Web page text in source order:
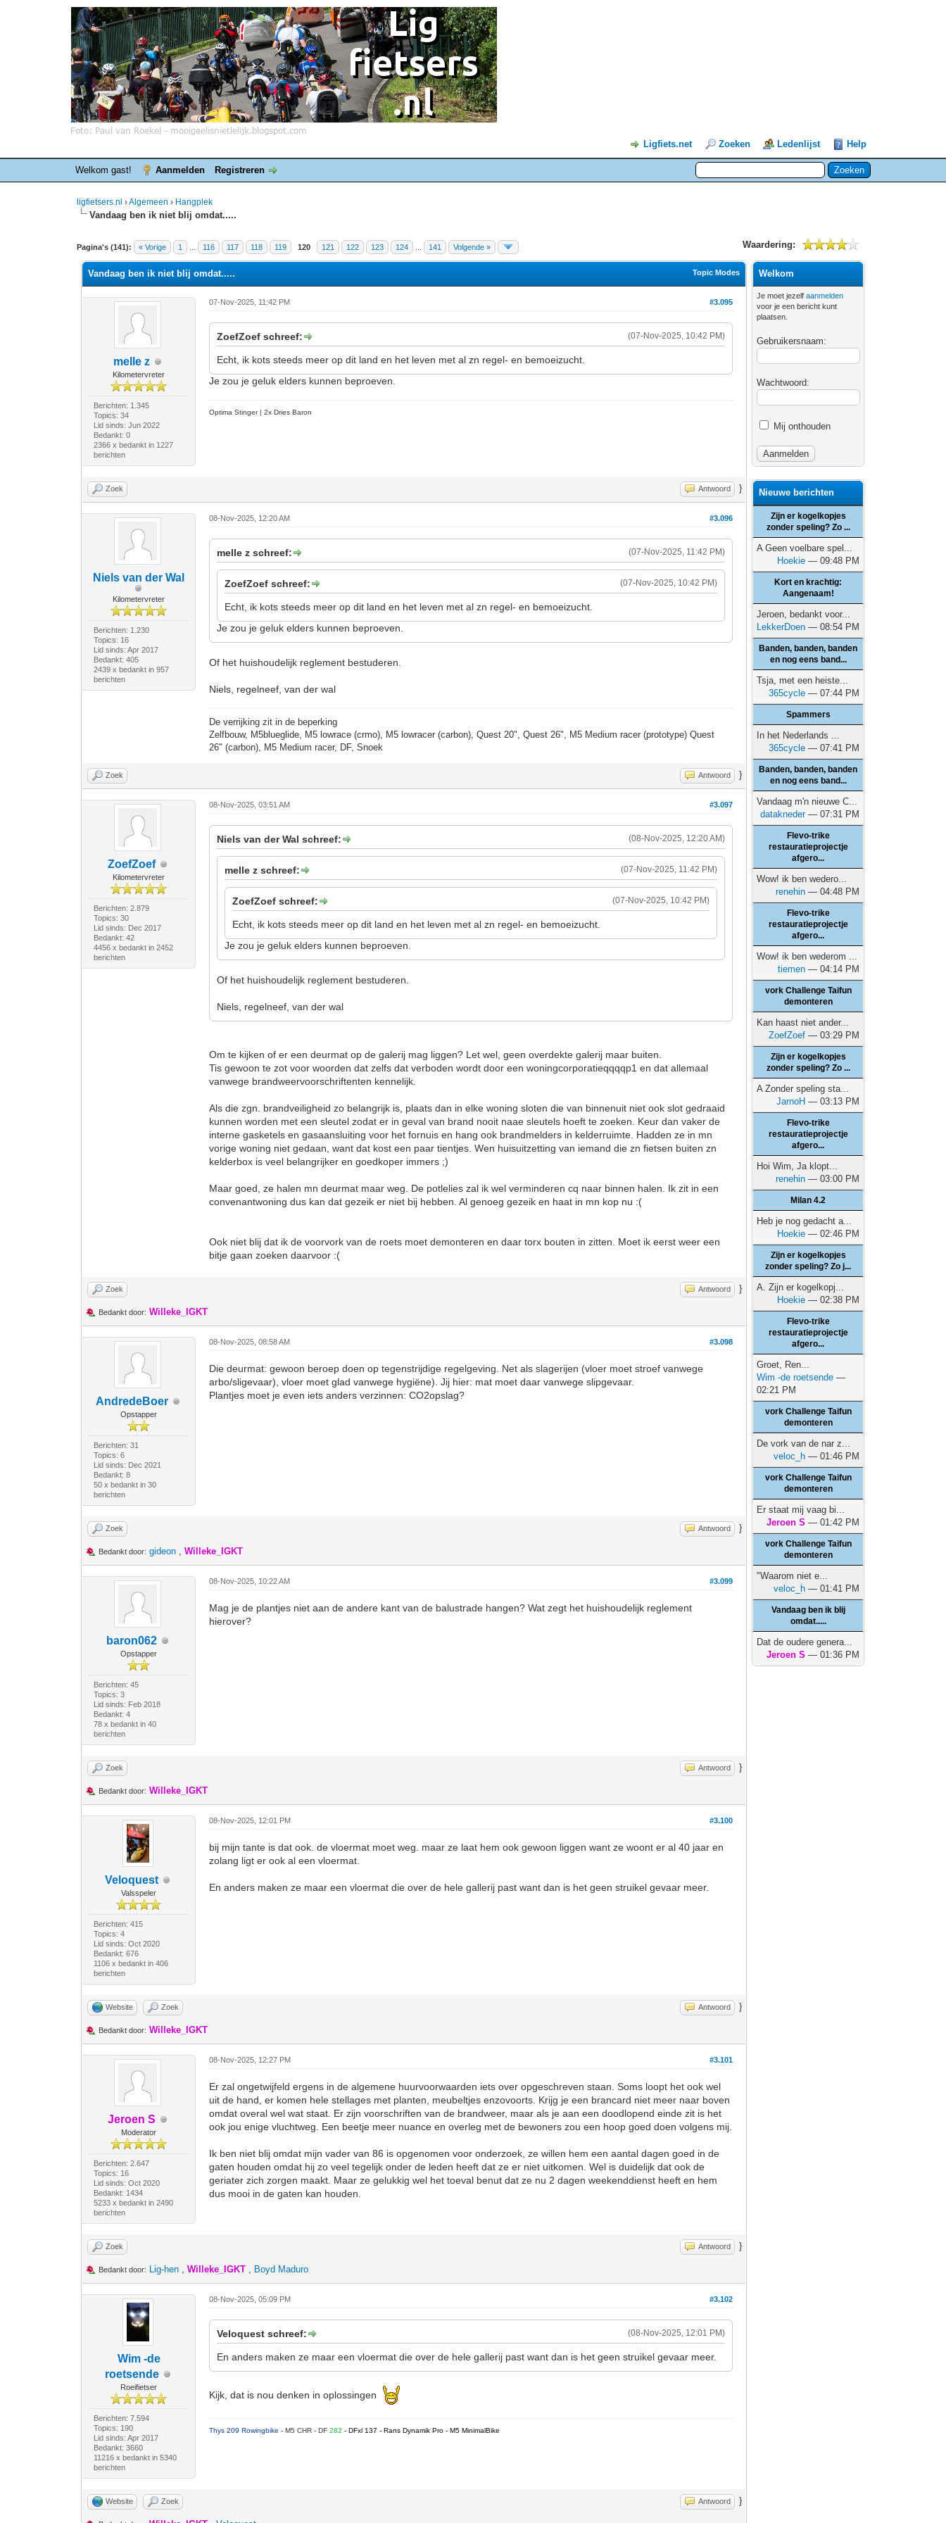
Ligfiets.net Zoeken Ledenlijst Help
Welkom gast! Aanmelden Registreren
ligfietsers.nl ›Algemeen › Hangplek
Vandaag ben ik niet blij omdat.....
Pagina's (141): « Vorige 1 116 117 118 119 120 121 122 123 124 141 Volgende » Waardering:
5 stemmen - gemiddelde waardering is 4.4
1
2
3
4
5
Topic Modes
Vandaag ben ik niet blij omdat.....
melle z
Kilometervreter
Berichten: 1.345
Topics: 34
Lid sinds: Jun 2022
Bedankt: 0
2366 x bedankt in 1227
berichten
#3.095
07-Nov-2025, 11:42 PM
(07-Nov-2025, 10:42 PM)
ZoefZoef schreef:
Echt, ik kots steeds meer op dit land en het leven met al zn regel- en bemoeizucht.
Je zou je geluk elders kunnen beproeven.
Optima Stinger |2x Dries Baron
Zoek Antwoord }
Niels van der Wal
Kilometervreter
Berichten: 1.230
Topics: 16
Lid sinds: Apr 2017
Bedankt: 405
2439 x bedankt in 957
berichten
#3.096
08-Nov-2025, 12:20 AM
(07-Nov-2025, 11:42 PM)
melle z schreef:
(07-Nov-2025, 10:42 PM)
ZoefZoef schreef:
Echt, ik kots steeds meer op dit land en het leven met al zn regel- en bemoeizucht.
Je zou je geluk elders kunnen beproeven.
Of het huishoudelijk reglement bestuderen.
Niels, regelneef, van der wal
De verrijking zit in de beperking
Zelfbouw, M5blueglide, M5 lowrace (crmo), M5 lowracer (carbon), Quest 20", Quest 26", M5 Medium racer (prototype) Quest
26" (carbon), M5 Medium racer, DF, Snoek
Zoek Antwoord }
ZoefZoef
Kilometervreter
Berichten: 2.879
Topics: 30
Lid sinds: Dec 2017
Bedankt: 42
4456 x bedankt in 2452
berichten
#3.097
08-Nov-2025, 03:51 AM
(08-Nov-2025, 12:20 AM)
Niels van der Wal schreef:
(07-Nov-2025, 11:42 PM)
melle z schreef:
(07-Nov-2025, 10:42 PM)
ZoefZoef schreef:
Echt, ik kots steeds meer op dit land en het leven met al zn regel- en bemoeizucht.
Je zou je geluk elders kunnen beproeven.
Of het huishoudelijk reglement bestuderen.
Niels, regelneef, van der wal
Om te kijken of er een deurmat op de galerij mag liggen? Let wel, geen overdekte galerij maar buiten.
Tis gewoon te zot voor woorden dat zelfs dat verboden wordt door een woningcorporatieqqqqp1 en dat allemaal
vanwege brandweervoorschriftenten kennelijk.
Als die zgn. brandveiligheid zo belangrijk is, plaats dan in elke woning sloten die van binnenuit niet ook slot gedraaid
kunnen worden met een sleutel zodat er in geval van brand nooit naae sleutels hoeft te zoeken. Keur dan vaker de
interne gasketels en gasaansluiting voor het fornuis en hang ook brandmelders in kelderruimte. Hadden ze in mn
vorige woning niet gedaan, want dat kost een paar tientjes. Wen huisuitzetting van iemand die zn fietsen buiten zn
kelderbox is veel belangrijker en goedkoper immers ;)
Maar goed, ze halen mn deurmat maar weg. De potlelies zal ik wel verminderen cq naar binnen halen. Ik zit in een
convenantwoning dus kan dat gezeik er niet bij hebben. Al genoeg gezeik en haat in mn kop nu :(
Ook niet blij dat ik de voorvork van de roets moet demonteren en daar torx bouten in zitten. Moet ik eerst weer een
bitje gaan zoeken daarvoor :(
Zoek Antwoord }
Bedankt door: Willeke_IGKT
AndredeBoer
Opstapper
Berichten: 31
Topics: 6
Lid sinds: Dec 2021
Bedankt: 8
50 x bedankt in 30
berichten
#3.098
08-Nov-2025, 08:58 AM
Die deurmat: gewoon beroep doen op tegenstrijdige regelgeving. Net als slagerijen (vloer moet stroef vanwege
arbo/sligevaar), vloer moet glad vanwege hygiëne). Jij hier: mat moet daar vanwege slipgevaar.
Plantjes moet je even iets anders verzinnen: CO2opslag?
Zoek Antwoord }
Bedankt door: gideon ,Willeke_IGKT
baron062
Opstapper
Berichten: 45
Topics: 3
Lid sinds: Feb 2018
Bedankt: 4
78 x bedankt in 40
berichten
#3.099
08-Nov-2025, 10:22 AM
Mag je de plantjes niet aan de andere kant van de balustrade hangen? Wat zegt het huishoudelijk reglement
hierover?
Zoek Antwoord }
Bedankt door: Willeke_IGKT
Veloquest
Valsspeler
Berichten: 415
Topics: 4
Lid sinds: Oct 2020
Bedankt: 676
1106 x bedankt in 406
berichten
#3.100
08-Nov-2025, 12:01 PM
bij mijn tante is dat ook. de vloermat moet weg. maar ze laat hem ook gewoon liggen want ze woont er al 40 jaar en
zolang ligt er ook al een vloermat.
En anders maken ze maar een vloermat die over de hele gallerij past want dan is het geen struikel gevaar meer.
Website Zoek Antwoord }
Bedankt door: Willeke_IGKT
Jeroen S
Moderator
Berichten: 2.647
Topics: 16
Lid sinds: Oct 2020
Bedankt: 1434
5233 x bedankt in 2490
berichten
#3.101
08-Nov-2025, 12:27 PM
Er zal ongetwijfeld ergens in de algemene huurvoorwaarden iets over opgeschreven staan. Soms loopt het ook wel
uit de hand, er komen hele stellages met planten, meubeltjes enzovoorts. Krijg je een brancard niet meer naar boven
omdat overal wel wat staat. Er zijn voorschriften van de brandweer, maar als je aan een doodlopend einde zit is het
ook jou enige vluchtweg. Een beetje meer nuance en overleg met de bewoners zou een hoop goed doen volgens mij.
Ik ben niet blij omdat mijn vader van 86 is opgenomen voor onderzoek, ze willen hem een aantal dagen goed in de
gaten houden omdat hij zo veel tegelijk onder de leden heeft dat ze er niet uitkomen. Wel is duidelijk dat ook de
geriater zich zorgen maakt. Maar ze gelukkig wel het toeval benut dat ze nu 2 dagen weekenddienst heeft en hem
dus mooi in de gaten kan houden.
Zoek Antwoord }
Bedankt door: Lig-hen ,Willeke_IGKT , Boyd Maduro
Wim -de
roetsende
Roeifietser
Berichten: 7.594
Topics: 190
Lid sinds: Apr 2017
Bedankt: 3660
11216 x bedankt in 5340
berichten
#3.102
08-Nov-2025, 05:09 PM
(08-Nov-2025, 12:01 PM)
Veloquest schreef:
En anders maken ze maar een vloermat die over de hele gallerij past want dan is het geen struikel gevaar meer.
Kijk, dat is nou denken in oplossingen
Thys 209 Rowingbike- M5 CHR - DF282- DFxl 137 - Rans Dynamik Pro - M5 MinimalBike
Website Zoek Antwoord }
Welkom
Je moet jezelfaanmelden
voor je een bericht kunt
plaatsen.
Gebruikersnaam:
Wachtwoord:
Mij onthouden
Nieuwe berichten
Zijn er kogelkopjes
zonder speling? Zo ...
A Geen voelbare spel...
Hoekie — 09:48 PM
Kort en krachtig:
Aangenaam!
Jeroen, bedankt voor...
LekkerDoen — 08:54 PM
Banden, banden, banden
en nog eens band...
Tsja, met een heiste...
365cycle — 07:44 PM
Spammers
In het Nederlands ...
365cycle — 07:41 PM
Banden, banden, banden
en nog eens band...
Vandaag m'n nieuwe C...
datakneder— 07:31 PM
Flevo-trike
restauratieprojectje
afgero...
Wow! ik ben wedero...
renehin — 04:48 PM
Flevo-trike
restauratieprojectje
afgero...
Wow! ik ben wederom ...
tiemen — 04:14 PM
vork Challenge Taifun
demonteren
Kan haast niet ander...
ZoefZoef — 03:29 PM
Zijn er kogelkopjes
zonder speling? Zo ...
A Zonder speling sta...
JarnoH — 03:13 PM
Flevo-trike
restauratieprojectje
afgero...
Hoi Wim, Ja klopt...
renehin — 03:00 PM
Milan 4.2
Heb je nog gedacht a...
Hoekie — 02:46 PM
Zijn er kogelkopjes
zonder speling? Zo j...
A. Zijn er kogelkopj...
Hoekie — 02:38 PM
Flevo-trike
restauratieprojectje
afgero...
Groet, Ren...
Wim -de roetsende —
02:21 PM
vork Challenge Taifun
demonteren
De vork van de nar z...
veloc_h — 01:46 PM
vork Challenge Taifun
demonteren
Er staat mij vaag bi...
Jeroen S — 01:42 PM
vork Challenge Taifun
demonteren
"Waarom niet e...
veloc_h — 01:41 PM
Vandaag ben ik blij
omdat.....
Dat de oudere genera...
Jeroen S — 01:36 PM